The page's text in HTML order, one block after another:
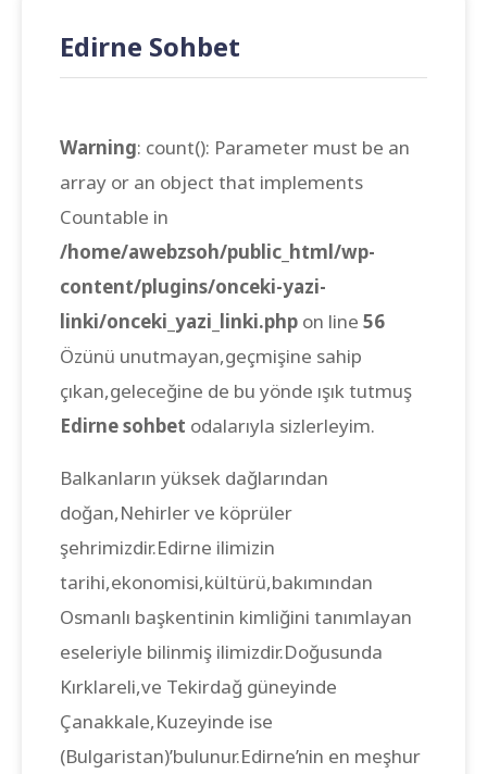
Edirne Sohbet
Warning: count(): Parameter must be an
array or an object that implements
Countable in
/home/awebzsoh/public_html/wp-
content/plugins/onceki-yazi-
linki/onceki_yazi_linki.php on line 56
Özünü unutmayan,geçmişine sahip
çıkan,geleceğine de bu yönde ışık tutmuş
Edirne sohbet odalarıyla sizlerleyim.
Balkanların yüksek dağlarından
doğan,Nehirler ve köprüler
şehrimizdir.Edirne ilimizin
tarihi,ekonomisi,kültürü,bakımından
Osmanlı başkentinin kimliğini tanımlayan
eseleriyle bilinmiş ilimizdir.Doğusunda
Kırklareli,ve Tekirdağ güneyinde
Çanakkale,Kuzeyinde ise
(Bulgaristan)’bulunur.Edirne’nin en meşhur